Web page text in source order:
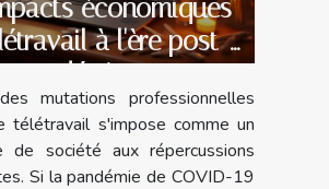
économiques
à l'ère post-
pandémique
mutations professionnelles
télétravail s'impose comme un
de société aux répercussions
Si la pandémie de COVID-19